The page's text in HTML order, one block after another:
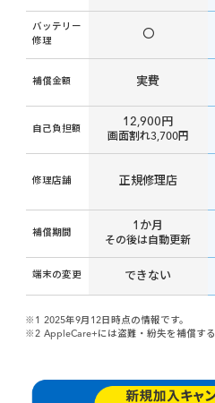
バッテリー
修理
〇
補償金額 実費
自己負担額
12,900円
画面割れ3,700円
修理店舗 正規修理店
補償期間
1か月
その後は自動更新
端末の変更 できない
※1
2025年9月12日時点の情報です。
※2 AppleCare+には盗難・紛失を補償する